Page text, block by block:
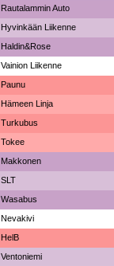
Rautalammin Auto
Hyvinkään Liikenne
Haldin&Rose
Vainion Liikenne
Paunu
Hämeen Linja
Turkubus
Tokee
Makkonen
SLT
Wasabus
Nevakivi
HelB
Ventoniemi